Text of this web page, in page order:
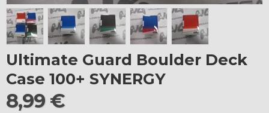
Ultimate Guard Boulder Deck
Case 100+ SYNERGY
8,99 €